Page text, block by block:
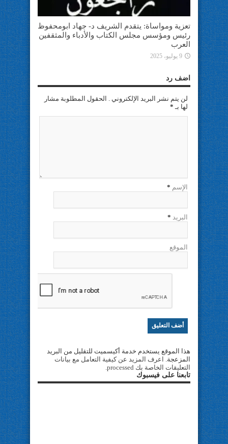
تعزية ومواساة: يتقدم الشريف د- جهاد ابومحفوظ
رئيس ومؤسس مجلس الكتاب والأدباء والمثقفين
العرب
9 يوليو، 2025
اضف رد
لن يتم نشر البريد الإلكتروني . الحقول المطلوبة مشار
لها بـ *
الإسم *
البريد *
الموقع
هذا الموقع يستخدم خدمة أكيسميت للتقليل من البريد
المزعجة. اعرف المزيد عن كيفية التعامل مع بيانات
التعليقات الخاصة بك processed
تابعنا على فيسبوك